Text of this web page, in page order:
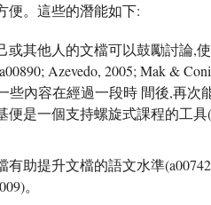
便。這些的潛能如下:
或其他人的文檔可以鼓勵討論,
Azevedo, 2005; Mak &
些內容在經過一段時 間後,再次
便是一個支持螺旋式課程的工具
有助提升文檔的語文水準
。